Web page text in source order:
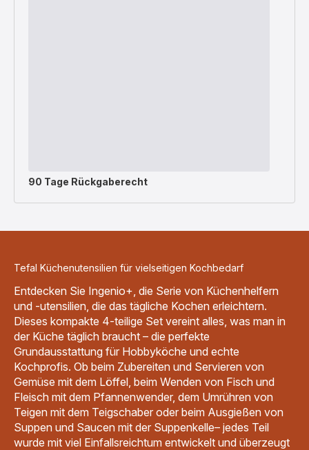
90 Tage Rückgaberecht
Tefal Küchenutensilien für vielseitigen Kochbedarf
Entdecken Sie Ingenio+, die Serie von Küchenhelfern
und -utensilien, die das tägliche Kochen erleichtern.
Dieses kompakte 4-teilige Set vereint alles, was man in
der Küche täglich braucht – die perfekte
Grundausstattung für Hobbyköche und echte
Kochprofis. Ob beim Zubereiten und Servieren von
Gemüse mit dem Löffel, beim Wenden von Fisch und
Fleisch mit dem Pfannenwender, dem Umrühren von
Teigen mit dem Teigschaber oder beim Ausgießen von
Suppen und Saucen mit der Suppenkelle– jedes Teil
wurde mit viel Einfallsreichtum entwickelt und überzeugt